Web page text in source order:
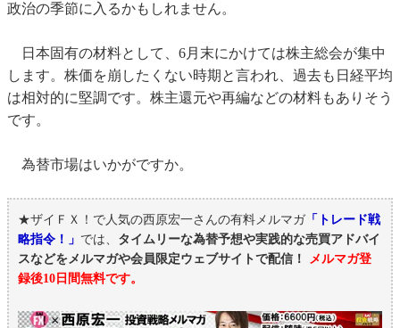
政治の季節に入るかもしれません。
日本固有の材料として、6月末にかけては株主総会が集中
します。株価を崩したくない時期と言われ、過去も日経平均
は相対的に堅調です。株主還元や再編などの材料もありそう
です。
為替市場はいかがですか。
★ザイＦＸ！で人気の西原宏一さんの有料メルマガ「トレード戦
略指令！」 では、 タイムリーな為替予想や実践的な売買アドバイ
スなどをメルマガや会員限定ウェブサイトで配信！
メルマガ登
録後10日間無料です。